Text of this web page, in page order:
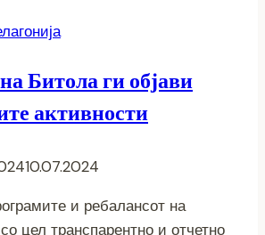
Битола ги објави
активности
10.07.2024
и ребалансот на
цел транспарентно и отчетно